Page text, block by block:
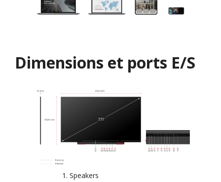
Dimensions et ports E/S
Speakers